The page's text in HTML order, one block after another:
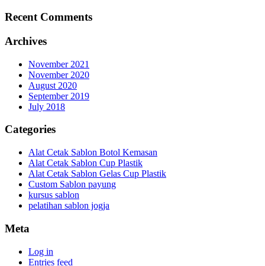
Recent Comments
Archives
November 2021
November 2020
August 2020
September 2019
July 2018
Categories
Alat Cetak Sablon Botol Kemasan
Alat Cetak Sablon Cup Plastik
Alat Cetak Sablon Gelas Cup Plastik
Custom Sablon payung
kursus sablon
pelatihan sablon jogja
Meta
Log in
Entries feed